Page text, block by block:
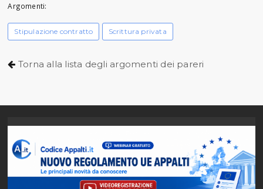
Argomenti:
Stipulazione contratto Scrittura privata
Torna alla lista degli argomenti dei pareri